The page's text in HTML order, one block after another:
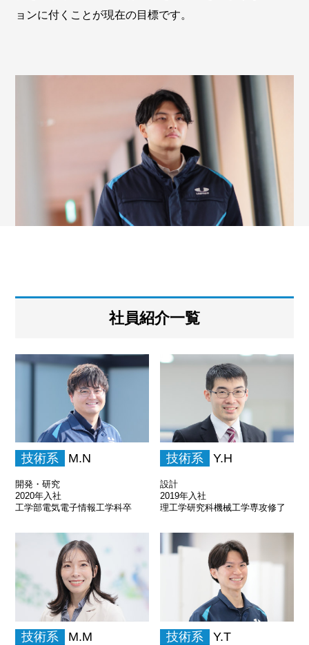
ョンに付くことが現在の目標です。
社員紹介一覧
技術系 M.N
開発・研究
2020年入社
工学部電気電子情報工学科卒
技術系 Y.H
設計
2019年入社
理工学研究科機械工学専攻修了
技術系 M.M 技術系 Y.T